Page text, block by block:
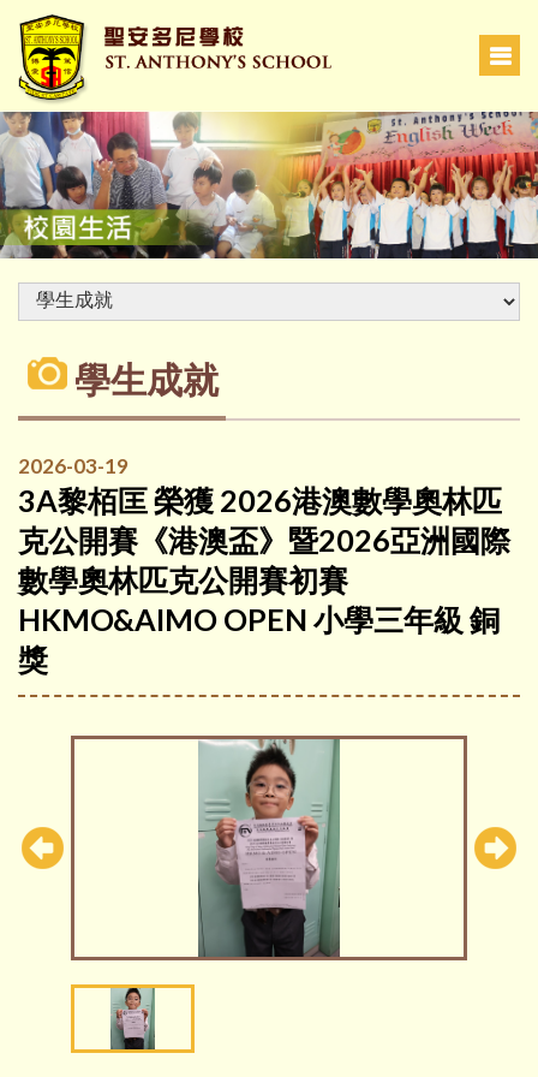
學生成就
2026-03-19
3A黎栢匡 榮獲 2026港澳數學奧林匹
克公開賽《港澳盃》暨2026亞洲國際
數學奧林匹克公開賽初賽
HKMO&AIMO OPEN 小學三年級 銅
獎